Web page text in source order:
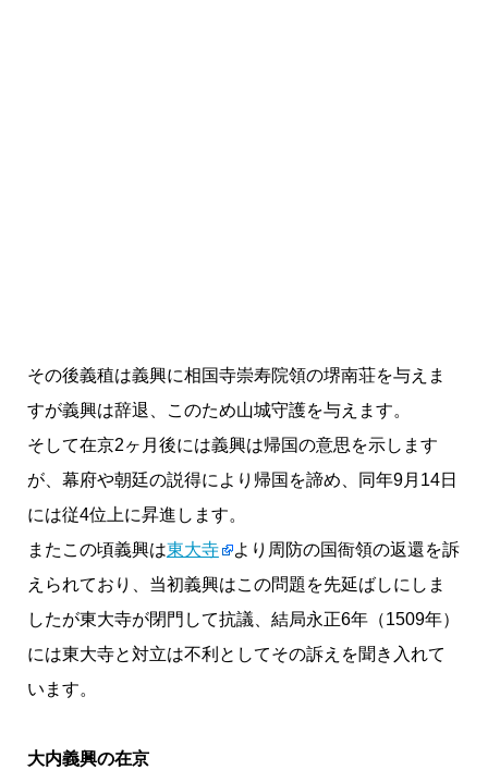
その後義稙は義興に相国寺崇寿院領の堺南荘を与えま
すが義興は辞退、このため山城守護を与えます。
そして在京2ヶ月後には義興は帰国の意思を示します
が、幕府や朝廷の説得により帰国を諦め、同年9月14日
には従4位上に昇進します。
またこの頃義興は東大寺
より周防の国衙領の返還を訴
えられており、当初義興はこの問題を先延ばしにしま
したが東大寺が閉門して抗議、結局永正6年（1509年）
には東大寺と対立は不利としてその訴えを聞き入れて
います。
大内義興の在京